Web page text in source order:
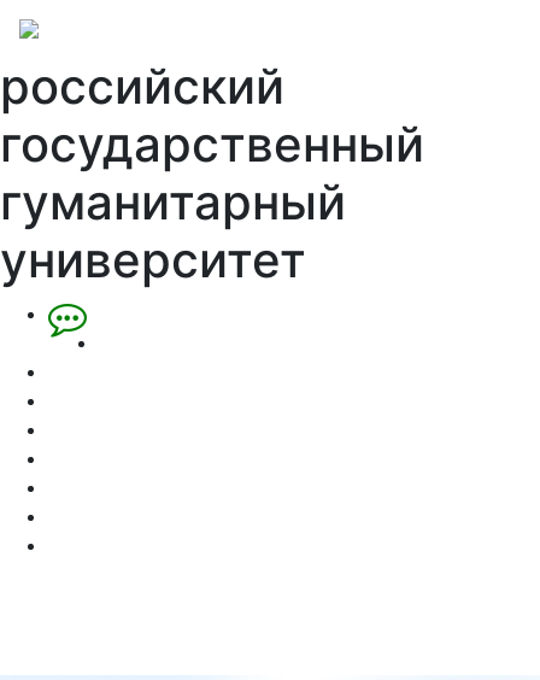
российский
государственный
гуманитарный
университет